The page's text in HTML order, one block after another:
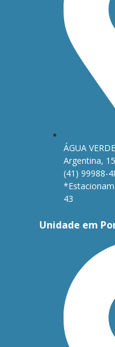
ÁGUA
Argentina,
(41) 99988-
43
Unidade em